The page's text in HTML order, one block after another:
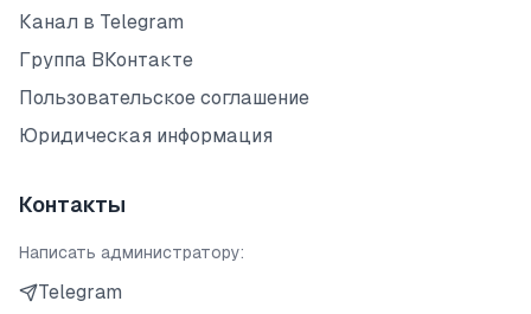
Канал в Telegram
Группа ВКонтакте
Пользовательское соглашение
Юридическая информация
Контакты
Написать администратору:
Telegram